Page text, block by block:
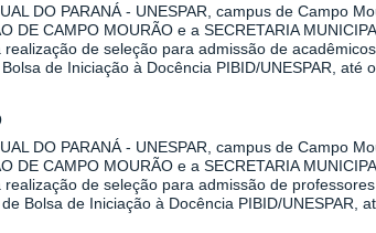
DO PARANÁ - UNESPAR, campus de Campo
DE CAMPO MOURÃO e a SECRETARIA
realização de seleção para admissão de
de Iniciação à Docência PIBID/UNESPAR, até
DO PARANÁ - UNESPAR, campus de Campo
DE CAMPO MOURÃO e a SECRETARIA
realização de seleção para admissão de
Bolsa de Iniciação à Docência PIBID/UNESPAR,